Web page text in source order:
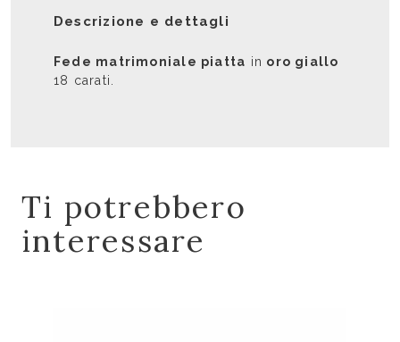
Descrizione e dettagli
Fede matrimoniale piatta in oro giallo
18 carati.
Ti potrebbero
interessare